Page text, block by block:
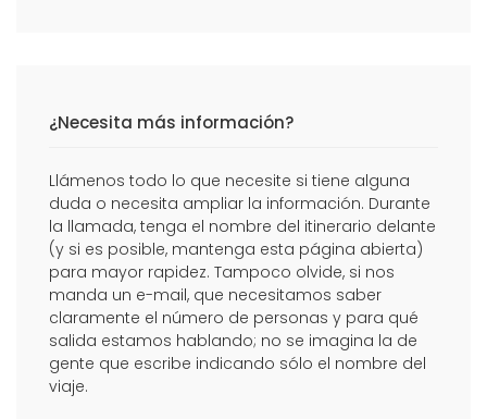
¿Necesita más información?
Llámenos todo lo que necesite si tiene alguna
duda o necesita ampliar la información. Durante
la llamada, tenga el nombre del itinerario delante
(y si es posible, mantenga esta página abierta)
para mayor rapidez. Tampoco olvide, si nos
manda un e-mail, que necesitamos saber
claramente el número de personas y para qué
salida estamos hablando; no se imagina la de
gente que escribe indicando sólo el nombre del
viaje.